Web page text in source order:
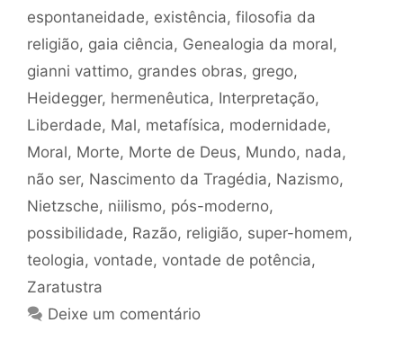
espontaneidade, existência, filosofia da
religião, gaia ciência, Genealogia da moral,
gianni vattimo, grandes obras, grego,
Heidegger, hermenêutica, Interpretação,
Liberdade, Mal, metafísica, modernidade,
Moral, Morte, Morte de Deus, Mundo, nada,
não ser, Nascimento da Tragédia, Nazismo,
Nietzsche, niilismo, pós-moderno,
possibilidade, Razão, religião, super-homem,
teologia, vontade, vontade de potência,
Zaratustra
Deixe um comentário